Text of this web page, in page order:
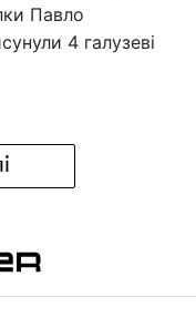
Павло
4 галузеві